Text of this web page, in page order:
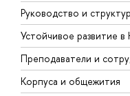
Руководство и
Устойчивое развитие
Преподаватели и
Корпуса и общежития